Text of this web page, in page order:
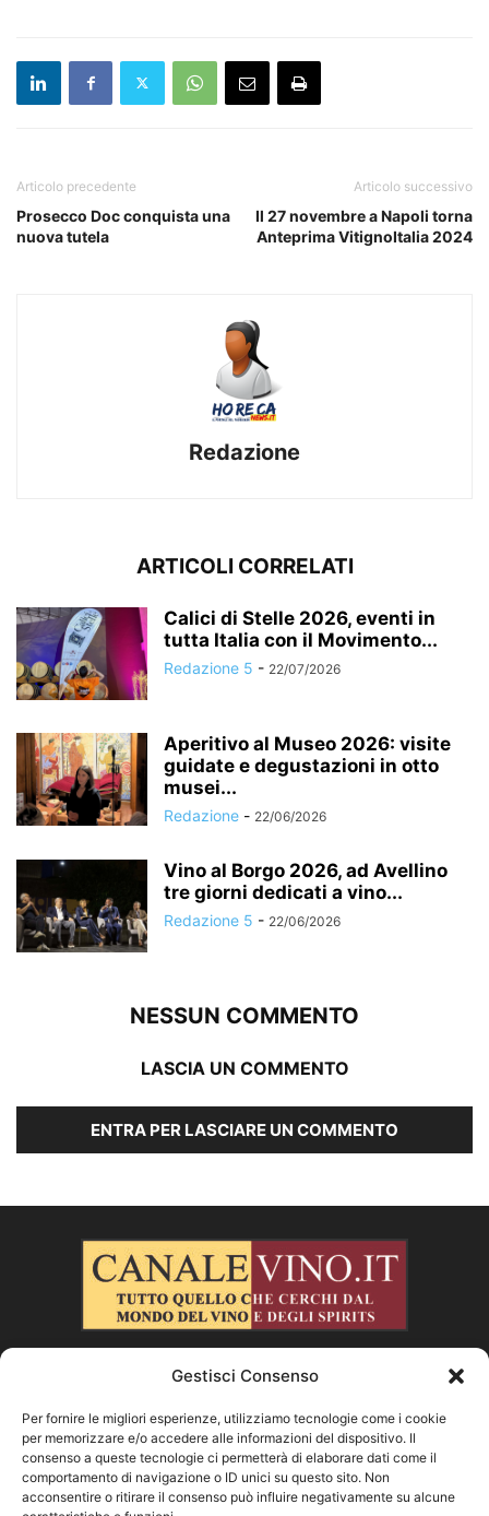
Articolo precedente
Prosecco Doc conquista una
nuova tutela
Articolo successivo
Il 27 novembre a Napoli torna
Anteprima VitignoItalia 2024
Redazione
ARTICOLI CORRELATI
Calici di Stelle 2026, eventi in
tutta Italia con il Movimento...
Redazione 5 - 22/07/2026
Aperitivo al Museo 2026: visite
guidate e degustazioni in otto
musei...
Redazione - 22/06/2026
Vino al Borgo 2026, ad Avellino
tre giorni dedicati a vino...
Redazione 5 - 22/06/2026
NESSUN COMMENTO
LASCIA UN COMMENTO
ENTRA PER LASCIARE UN COMMENTO
CHI SIAMO
SEGUICI
Gestisci Consenso
Per fornire le migliori esperienze, utilizziamo tecnologie come i cookie
per memorizzare e/o accedere alle informazioni del dispositivo. Il
consenso a queste tecnologie ci permetterà di elaborare dati come il
comportamento di navigazione o ID unici su questo sito. Non
acconsentire o ritirare il consenso può influire negativamente su alcune